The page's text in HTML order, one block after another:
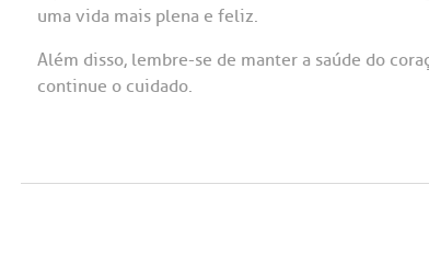
uma vida mais plena e feliz.
Além disso, lembre-se de manter a saúde do
continue o cuidado.